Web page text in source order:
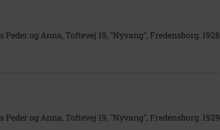
og Anna, Toftevej 19, "Nyvang", Fredensborg. 1928
og Anna, Toftevej 19, "Nyvang", Fredensborg. 1929